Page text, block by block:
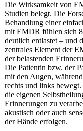
Die Wirksamkeit von
Studien belegt. Die
Behandlung einer
mit EMDR fühlen sich
deutlich entlastet – und
zentrales Element der
der belastenden
Die Patientin bzw. der
mit den Augen,
rechts und links
die eigenen
Erinnerungen zu
akustisch oder auch
der Hände erfolgen.